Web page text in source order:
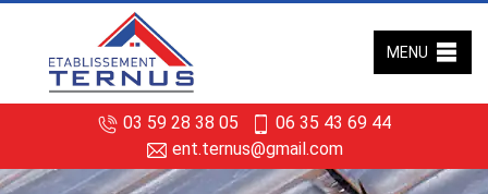
03 59 28 38 05
06 35 43 69 44
ent.ternus@gmail.com
MENU